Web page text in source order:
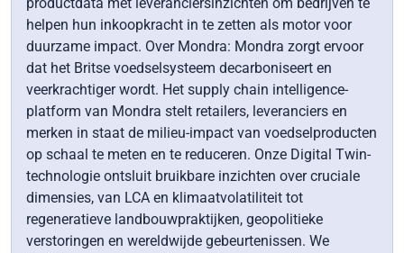
helpen hun inkoopkracht in te zetten als motor voor
duurzame impact. Over Mondra: Mondra zorgt ervoor
dat het Britse voedselsysteem decarboniseert en
veerkrachtiger wordt. Het supply chain intelligence-
platform van Mondra stelt retailers, leveranciers en
merken in staat de milieu-impact van voedselproducten
op schaal te meten en te reduceren. Onze Digital Twin-
technologie ontsluit bruikbare inzichten over cruciale
dimensies, van LCA en klimaatvolatiliteit tot
regeneratieve landbouwpraktijken, geopolitieke
verstoringen en wereldwijde gebeurtenissen. We